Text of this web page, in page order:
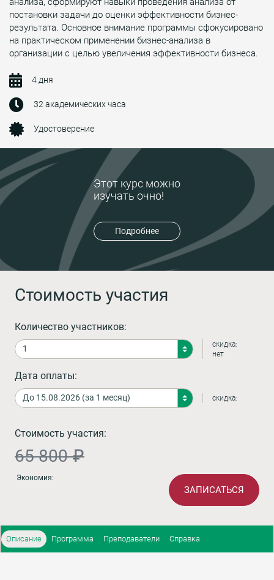
Этот курс можно
изучать очно!
Подробнее
постановки задачи до оценки эффективности бизнес-
результата. Основное внимание программы сфокусировано
на практическом применении бизнес-анализа в
организации с целью увеличения эффективности бизнеса.
4 дня
32 академических часа
Удостоверение
Стоимость участия
Количество участников:
скидка:
нет
Дата оплаты:
скидка:
Стоимость участия:
65 800 ₽
Экономия:
ЗАПИСАТЬСЯ
Описание Программа Преподаватели Справка